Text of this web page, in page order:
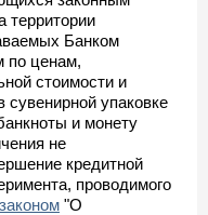
территории
Банком
по ценам,
стоимости и
упаковке
и монету
не
кредитной
проводимого
законом "О